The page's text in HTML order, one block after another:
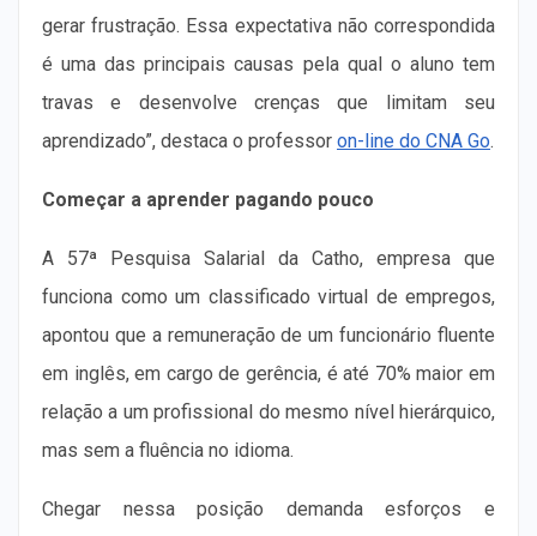
gerar frustração. Essa expectativa não correspondida
é uma das principais causas pela qual o aluno tem
travas e desenvolve crenças que limitam seu
aprendizado”, destaca o professor on-line do CNA Go.
Começar a aprender pagando pouco
A 57ª Pesquisa Salarial da Catho, empresa que
funciona como um classificado virtual de empregos,
apontou que a remuneração de um funcionário fluente
em inglês, em cargo de gerência, é até 70% maior em
relação a um profissional do mesmo nível hierárquico,
mas sem a fluência no idioma.
Chegar nessa posição demanda esforços e